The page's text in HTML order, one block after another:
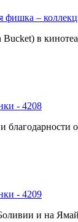
фишка –
в
- 4208
- 4209
и на